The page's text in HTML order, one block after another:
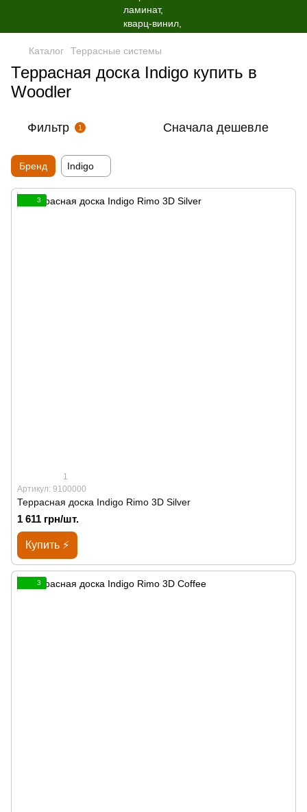
Каталог Террасные системы
Террасная доска Indigo купить в
Woodler
Фильтр 1 Сначала дешевле
Бренд Indigo
3
1
Артикул: 9100000
Террасная доска Indigo Rimo 3D Silver
1 611 грн/шт.
Купить ⚡
3